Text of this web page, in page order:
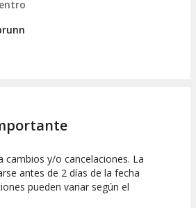
en algunas fechas los conciertos se
cambios y/o cancelaciones. La
antes de 2 días de la fecha
pueden variar según el